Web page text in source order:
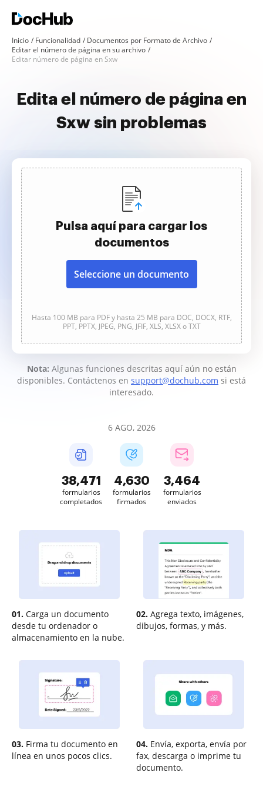
Inicio Funcionalidad
Documentos por Formato de Archivo
Editar el número de página en su archivo
Editar número de página en Sxw
Edita el número de página en
Sxw sin problemas
Pulsa aquí para cargar los
documentos
Seleccione un documento
Hasta 100 MB para PDF y hasta 25 MB para DOC, DOCX, RTF,
PPT, PPTX, JPEG, PNG, JFIF, XLS, XLSX o TXT
Nota: Algunas funciones descritas aquí aún no están
disponibles. Contáctenos en support@dochub.com si está
interesado.
6 AGO, 2026
38,473
formularios
completados
4,631
formularios
firmados
3,464
formularios
enviados
01. Carga un documento
desde tu ordenador o
almacenamiento en la nube.
02. Agrega texto, imágenes,
dibujos, formas, y más.
03. Firma tu documento en
línea en unos pocos clics.
04. Envía, exporta, envía por
fax, descarga o imprime tu
documento.